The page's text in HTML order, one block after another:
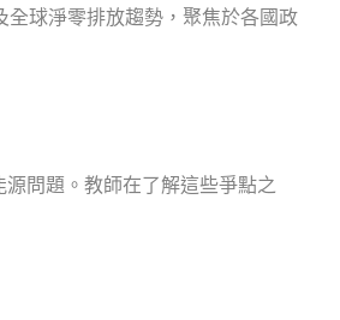
球淨零排放趨勢，聚焦於各國政
問題。教師在了解這些爭點之